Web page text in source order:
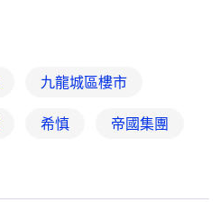
九龍城區樓市
希慎 帝國集團